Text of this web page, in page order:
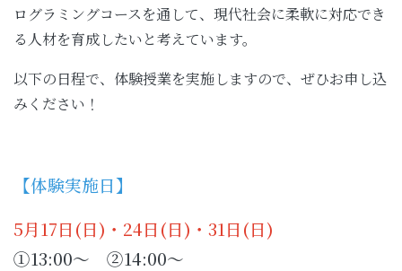
ログラミングコースを通して、現代社会に柔軟に対応でき
る人材を育成したいと考えています。
以下の日程で、体験授業を実施しますので、ぜひお申し込
みください！
【体験実施日】
5月17日(日)・24日(日)・31日(日)
①13:00～ ②14:00～